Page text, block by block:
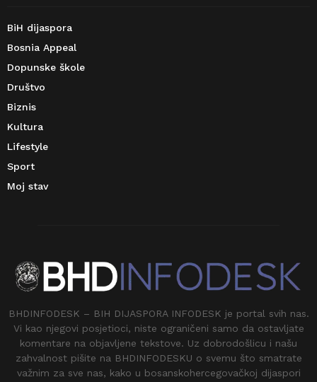
BiH dijaspora
Bosnia Appeal
Dopunske škole
Društvo
Biznis
Kultura
Lifestyle
Sport
Moj stav
BHDINFODESK – BIH DIJASPORA INFODESK je portal svih nas.
Vi kao njegovi posjetioci, niste ograničeni samo da ostavljate
komentare na objavljene tekstove. Uz dobrodošlicu i našu
zahvalnost pišite na BHDINFODESKU o svemu što smatrate
važnim za sve nas, kako u bosanskohercegovačkoj dijaspori